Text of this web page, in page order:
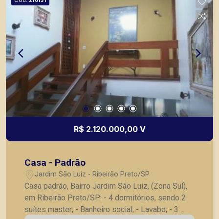
R$ 2.120.000,00 V
Casa - Padrão
Jardim São Luiz - Ribeirão Preto/SP
Casa padrão, Bairro Jardim São Luiz, (Zona Sul),
em Ribeirão Preto/SP: - 4 dormitórios, sendo 2
suítes master; - Banheiro social; - Lavabo; - 3